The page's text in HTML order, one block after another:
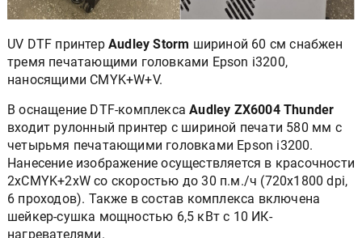
UV DTF принтер Audley Storm шириной 60 см снабжен
тремя печатающими головками Epson i3200,
наносящими CMYK+W+V.
В оснащение DTF-комплексаAudley ZX6004 Thunder
входит рулонный принтер с шириной печати 580 мм с
четырьмя печатающими головками Epson i3200.
Нанесение изображение осуществляется в красочности
2хCMYK+2xW со скоростью до 30 п.м./ч (720x1800 dpi,
6 проходов). Также в состав комплекса включена
шейкер-сушка мощностью 6,5 кВт с 10 ИК-
нагревателями.